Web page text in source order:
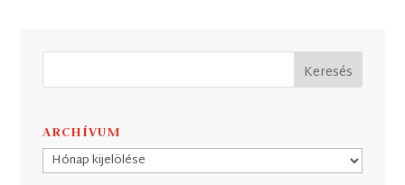
ARCHÍVUM
Archívum